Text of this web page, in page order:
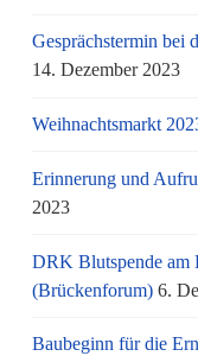
Gesprächstermin bei
14. Dezember 2023
Weihnachtsmarkt
Erinnerung und
2023
DRK Blutspende am
(Brückenforum) 6.
Baubeginn für die